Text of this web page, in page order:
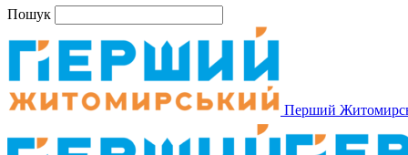
Пошук
Перший